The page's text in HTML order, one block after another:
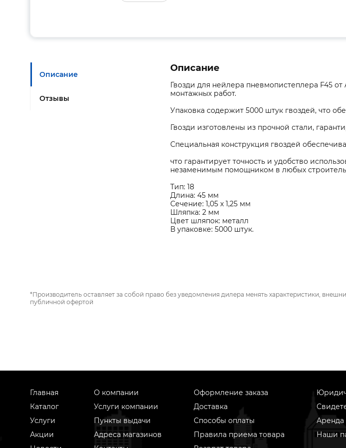
Описание
Отзывы
Описание
Гвозди для нейлера пневмопистеплера F45
монтажных работ.
Упаковка содержит 5000 штук гвоздей, что
Гвозди изготовлены из прочной стали,
Специальная конструкция гвоздей
что гарантирует точность и удобство
незаменимым помощником в любых
Тип: 18
Длина: 45 мм
Сечение: 1,05 x 1,25 мм
Шляпка: 2 мм
Цвет шляпок: металл
В упаковке: 5000 штук.
*Производитель оставляет за собой право без уведомления дилера менять характеристики,
публичной офертой
Главная
Каталог
Услуги
Акции
О компании
Услуги компании
Пункты выдачи
Адреса магазинов
Оформление заказа
Доставка
Способы оплаты
Правила приема товара
Наши